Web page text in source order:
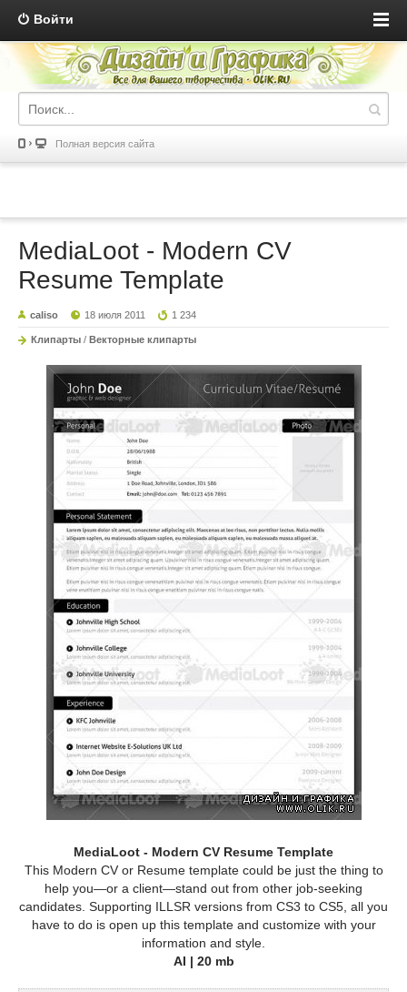
Войти
Полная версия сайта
MediaLoot - Modern CV
Resume Template
caliso 18 июля 2011 1 234
Клипарты / Векторные клипарты
MediaLoot - Modern CV Resume Template
This Modern CV or Resume template could be just the thing to
help you—or a client—stand out from other job-seeking
candidates. Supporting ILLSR versions from CS3 to CS5, all you
have to do is open up this template and customize with your
information and style.
AI | 20 mb